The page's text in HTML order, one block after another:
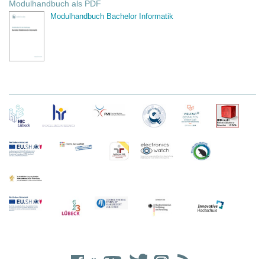
Modulhandbuch als PDF
Modulhandbuch Bachelor Informatik